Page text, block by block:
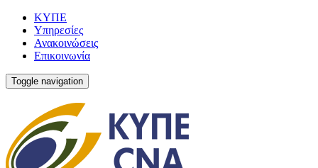
ΚΥΠΕ
Υπηρεσίες
Ανακοινώσεις
Επικοινωνία
Toggle navigation